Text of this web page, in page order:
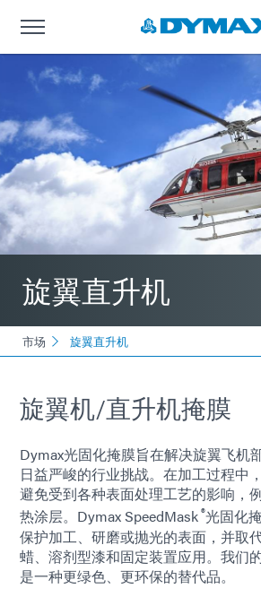
旋翼直升机
市场 旋翼直升机
旋翼机/直升机掩膜
Dymax光固化掩膜旨在解决旋翼飞机
日益严峻的行业挑战。在加工过程中
避免受到各种表面处理工艺的影响，
热涂层。Dymax SpeedMask®光固化
保护加工、研磨或抛光的表面，并取
蜡、溶剂型漆和固定装置应用。我们
是一种更绿色、更环保的替代品。